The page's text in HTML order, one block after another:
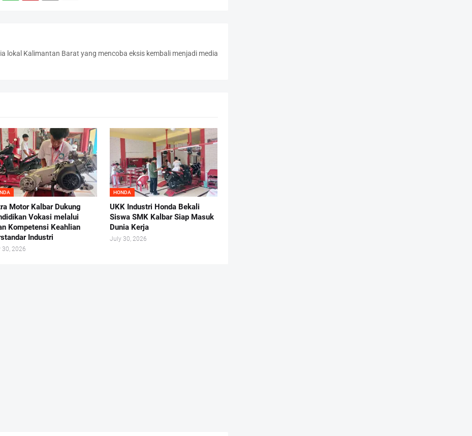
lokal Kalimantan Barat yang mencoba eksis kembali menjadi media
Motor Kalbar Dukung
Vokasi melalui
Kompetensi Keahlian
Industri
30, 2026
HONDA
UKK Industri Honda Bekali
Siswa SMK Kalbar Siap Masuk
Dunia Kerja
July 30, 2026